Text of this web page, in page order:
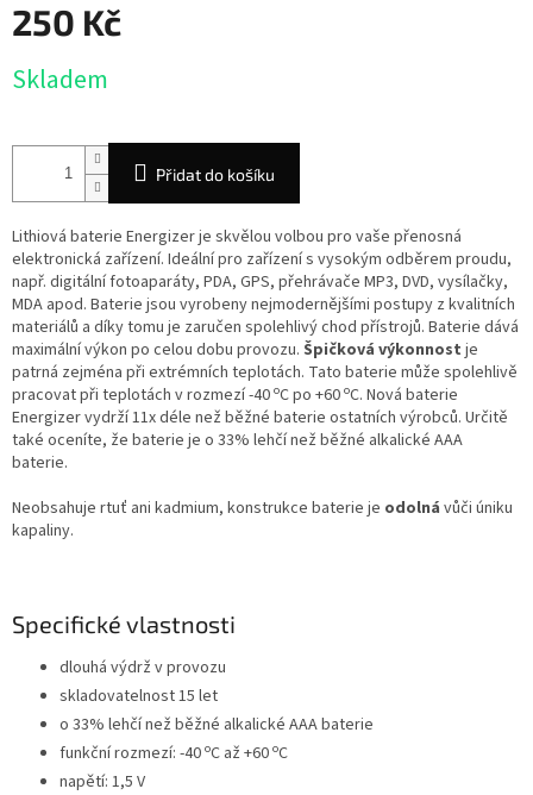
250 Kč
cena:
Skladem
Přidat do košíku
Lithiová baterie Energizer je skvělou volbou pro vaše přenosná
elektronická zařízení. Ideální pro zařízení s vysokým odběrem proudu,
např. digitální fotoaparáty, PDA, GPS, přehrávače MP3, DVD, vysílačky,
MDA apod. Baterie jsou vyrobeny nejmodernějšími postupy z kvalitních
materiálů a díky tomu je zaručen spolehlivý chod přístrojů. Baterie dává
maximální výkon po celou dobu provozu. Špičková výkonnost je
patrná zejména při extrémních teplotách. Tato baterie může spolehlivě
pracovat při teplotách v rozmezí -40 oC po +60 oC. Nová baterie
Energizer vydrží 11x déle než běžné baterie ostatních výrobců. Určitě
také oceníte, že baterie je o 33% lehčí než běžné alkalické AAA
baterie.
Neobsahuje rtuť ani kadmium, konstrukce baterie je odolná vůči úniku
kapaliny.
Specifické vlastnosti
dlouhá výdrž v provozu
skladovatelnost 15 let
o 33% lehčí než běžné alkalické AAA baterie
funkční rozmezí: -40 oC až +60 oC
napětí: 1,5 V